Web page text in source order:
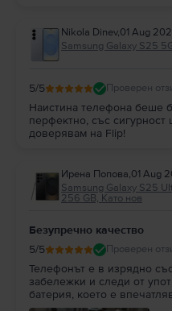
Nikola Dinev,01 Aug
Samsung Galaxy S25
5/5 Проверен
Наистина телефона беше
перфектно, със
доверявам на Flip!
Ирена Попова,01 Aug
Samsung Galaxy S25
256 GB, Като нов
Безупречно качество
5/5 Проверен
Телефонът е в изрядно
забележки и следи от
батерия, което е